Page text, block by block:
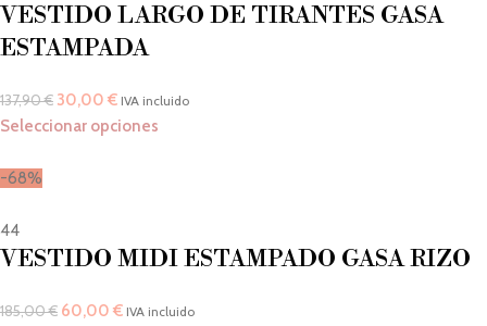
VESTIDO LARGO DE TIRANTES GASA
ESTAMPADA
137,90€ 30,00 € IVA incluido
Seleccionar opciones
-68%
44
VESTIDO MIDI ESTAMPADO GASA RIZO
185,00€ 60,00 € IVA incluido